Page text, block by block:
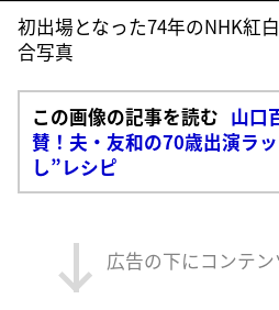
初出場となった74年のNHK紅
合写真
この画像の記事を読む 山口
賛！夫・友和の70歳出演ラ
し”レシピ
広告の下にコンテ